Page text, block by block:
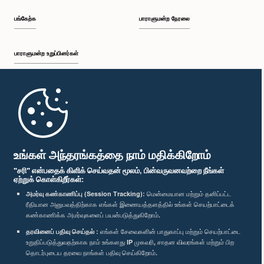
உங்கள் அந்தரங்கத்தை நாம் மதிக்கிறோம்
"சரி" என்பதைக் கிளிக் செய்வதன் மூலம், பின்வருவனவற்றை நீங்கள்
ஏற்றுக் கொள்கிறீர்கள்:
அமர்வு கண்காணிப்பு (Session Tracking): மென்மையான மற்றும் தனிப்பட்ட
ரீதியான அனுபவத்திற்காக எங்கள் இணையத்தளத்தில் உங்கள் செயற்பாட்டைக்
கண்காணிக்க அமர்வுகளைப் பயன்படுத்துகிறோம்.
தரவினைப் பதிவு செய்தல் : எங்கள் சேவைகளின் பாதுகாப்பு மற்றும் செயற்பாட்டை
உறுதிப்படுத்துவதற்காக நாம் உங்களது IP முகவரி, சாதன விவரங்கள் மற்றும் பிற
தொடர்புடைய தரவை நாங்கள் பதிவு செய்கிறோம்.
பங்கேற்க
பாராளுமன்ற உறுப்பினர்கள்
முதற்பக்கம்
பாராளுமன்ற நேரலை
பாராளுமன்ற கையடக்க செயலி
எம்மை பின்தொடர்க :
விருதுகள்